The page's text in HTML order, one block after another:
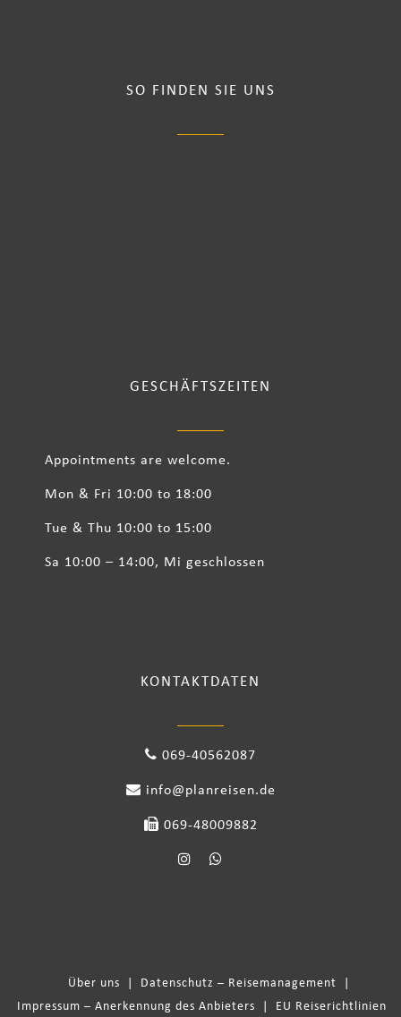
SO FINDEN SIE UNS
GESCHÄFTSZEITEN
Appointments are welcome.
Mon & Fri 10:00 to 18:00
Tue & Thu 10:00 to 15:00
Sa 10:00 – 14:00, Mi geschlossen
KONTAKTDATEN
069-40562087
info@planreisen.de
069-48009882
Über uns Datenschutz – Reisemanagement
Impressum – Anerkennung des Anbieters
EU Reiserichtlinien